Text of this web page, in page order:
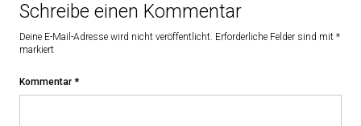
Schreibe einen Kommentar
Deine E-Mail-Adresse wird nicht veröffentlicht. Erforderliche Felder sind mit *
markiert
Kommentar *